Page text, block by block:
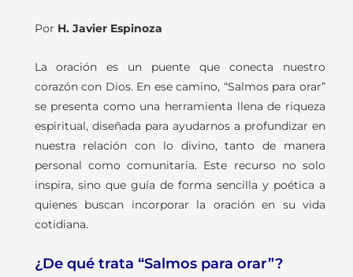
Por H. Javier Espinoza
La oración es un puente que conecta nuestro
corazón con Dios. En ese camino, “Salmos para orar”
se presenta como una herramienta llena de riqueza
espiritual, diseñada para ayudarnos a profundizar en
nuestra relación con lo divino, tanto de manera
personal como comunitaria. Este recurso no solo
inspira, sino que guía de forma sencilla y poética a
quienes buscan incorporar la oración en su vida
cotidiana.
¿De qué trata “Salmos para orar”?